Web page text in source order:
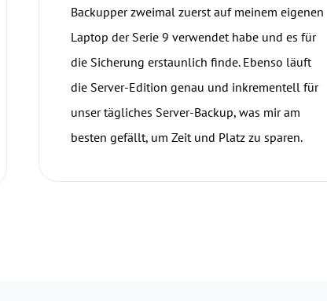
Backupper zweimal zuerst auf meinem eigenen
Laptop der Serie 9 verwendet habe und es für
die Sicherung erstaunlich finde. Ebenso läuft
die Server-Edition genau und inkrementell für
unser tägliches Server-Backup, was mir am
besten gefällt, um Zeit und Platz zu sparen.